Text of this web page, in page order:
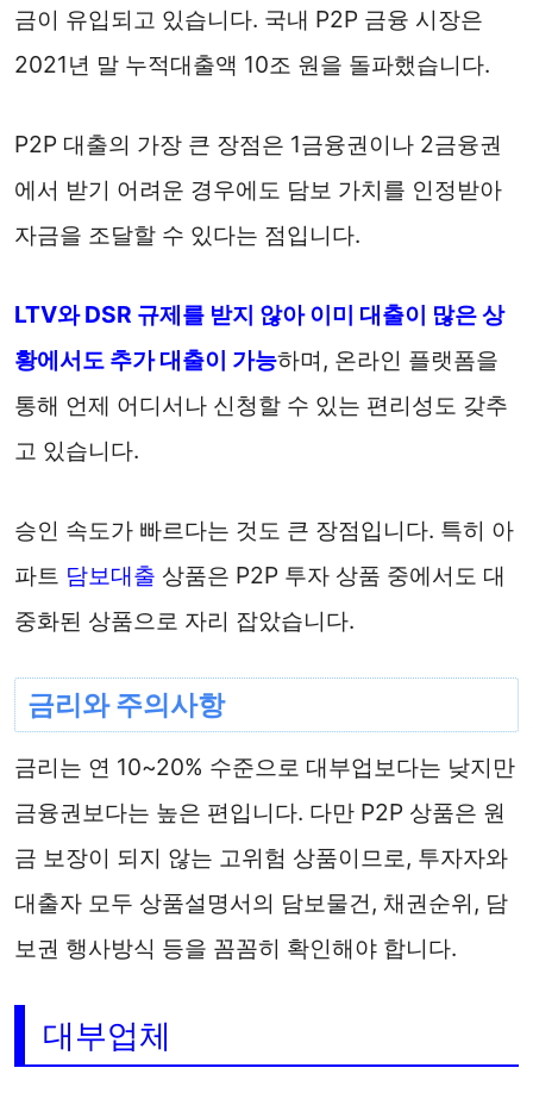
금이 유입되고 있습니다. 국내 P2P 금융 시장은
2021년 말 누적대출액 10조 원을 돌파했습니다.
P2P 대출의 가장 큰 장점은 1금융권이나 2금융권
에서 받기 어려운 경우에도 담보 가치를 인정받아
자금을 조달할 수 있다는 점입니다.
LTV와 DSR 규제를 받지 않아 이미 대출이 많은 상
황에서도 추가 대출이 가능하며, 온라인 플랫폼을
통해 언제 어디서나 신청할 수 있는 편리성도 갖추
고 있습니다.
승인 속도가 빠르다는 것도 큰 장점입니다. 특히 아
파트 담보대출 상품은 P2P 투자 상품 중에서도 대
중화된 상품으로 자리 잡았습니다.
금리와 주의사항
금리는 연 10~20% 수준으로 대부업보다는 낮지만
금융권보다는 높은 편입니다. 다만 P2P 상품은 원
금 보장이 되지 않는 고위험 상품이므로, 투자자와
대출자 모두 상품설명서의 담보물건, 채권순위, 담
보권 행사방식 등을 꼼꼼히 확인해야 합니다.
대부업체